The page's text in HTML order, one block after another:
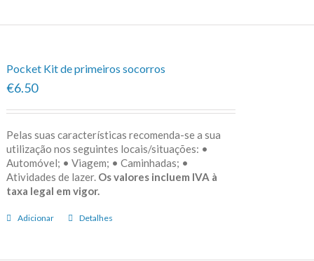
Pocket Kit de primeiros socorros
€6.50
Pelas suas características recomenda-se a sua
utilização nos seguintes locais/situações: •
Automóvel; • Viagem; • Caminhadas; •
Atividades de lazer. Os valores incluem IVA à
taxa legal em vigor.
Adicionar Detalhes